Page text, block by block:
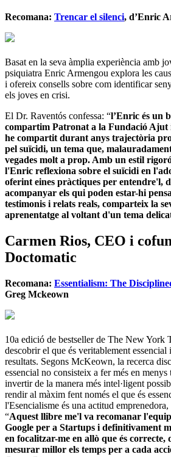
Recomana: Trencar el silenci, d’Enric
Basat en la seva àmplia experiència amb
psiquiatra Enric Armengou explora les
i ofereix consells sobre com identificar
els joves en crisi.
El Dr. Raventós confessa: “l’Enric és un
compartim Patronat a la Fundació Ajut
he compartit durant anys trajectòria
pel suïcidi, un tema que,
vegades molt a prop. Amb un estil
l'Enric reflexiona sobre el suïcidi en
oferint eines pràctiques per entendre'l,
acompanyar els qui poden estar-hi
testimonis i relats reals, comparteix la
aprenentatge al voltant d'un tema
Carmen Rios, CEO i
Doctomatic
Recomana: Essentialism: The
Greg Mckeown
10a edició de bestseller de The New York
descobrir el que és veritablement
resultats. Segons McKeown, la recerca
essencial no consisteix a fer més en menys
invertir de la manera més intel·ligent
rendir al màxim fent només el que és
l'Esencialisme és una actitud emprenedora,
“Aquest llibre me'l va recomanar
Google per a Startups i definitivament
en focalitzar-me en allò que és correcte,
mesurar millor els temps per a cada